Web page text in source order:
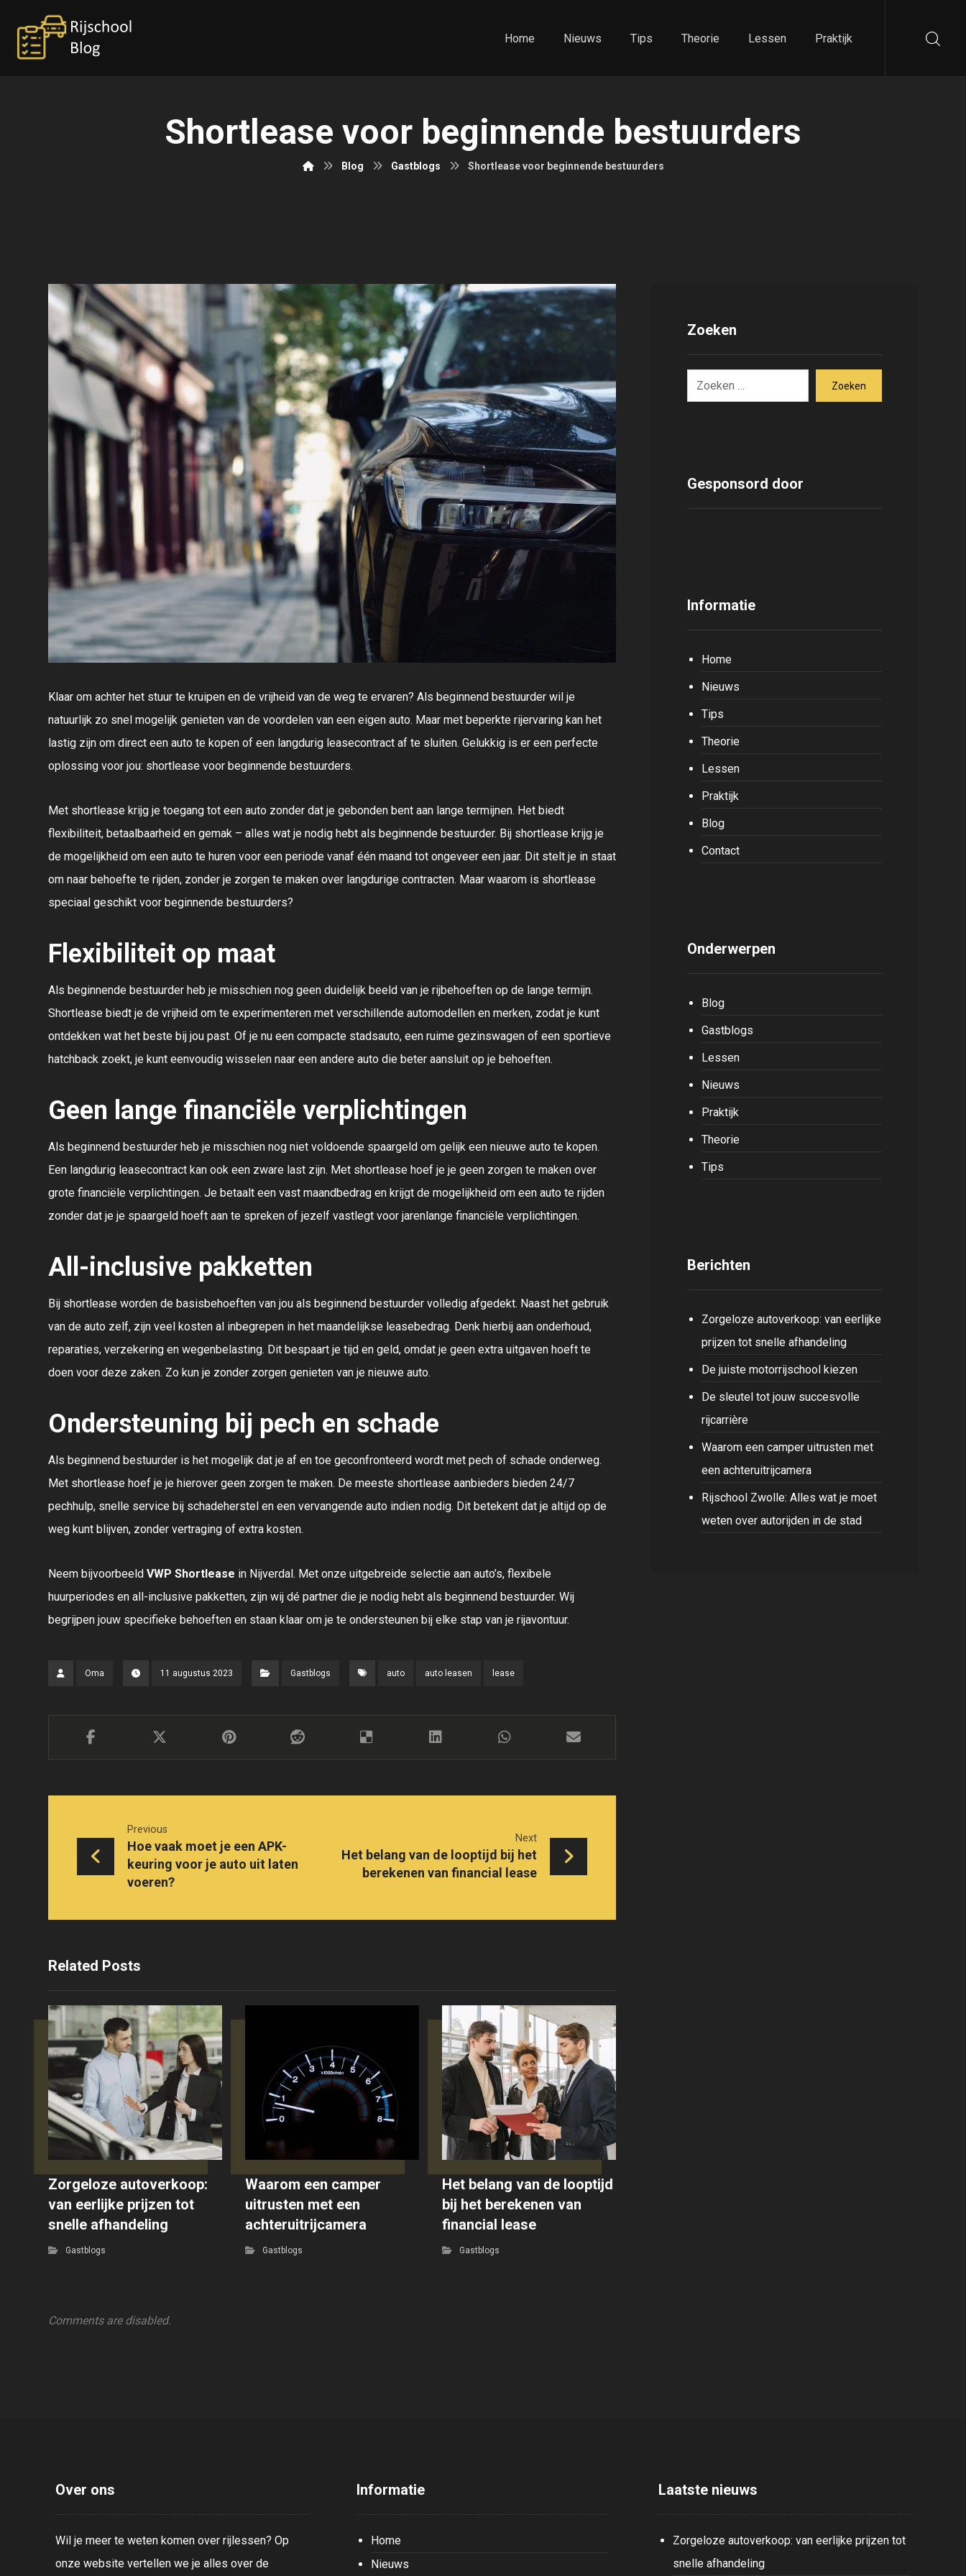
Home Nieuws Tips Theorie Lessen Praktijk
Shortlease voor beginnende bestuurders
Blog Gastblogs Shortlease voor beginnende bestuurders
Klaar om achter het stuur te kruipen en de vrijheid van de weg te ervaren? Als beginnend bestuurder wil je
natuurlijk zo snel mogelijk genieten van de voordelen van een eigen auto. Maar met beperkte rijervaring kan het
lastig zijn om direct een auto te kopen of een langdurig leasecontract af te sluiten. Gelukkig is er een perfecte
oplossing voor jou: shortlease voor beginnende bestuurders.
Met shortlease krijg je toegang tot een auto zonder dat je gebonden bent aan lange termijnen. Het biedt
flexibiliteit, betaalbaarheid en gemak – alles wat je nodig hebt als beginnende bestuurder. Bij shortlease krijg je
de mogelijkheid om een auto te huren voor een periode vanaf één maand tot ongeveer een jaar. Dit stelt je in staat
om naar behoefte te rijden, zonder je zorgen te maken over langdurige contracten. Maar waarom is shortlease
speciaal geschikt voor beginnende bestuurders?
Flexibiliteit op maat
Als beginnende bestuurder heb je misschien nog geen duidelijk beeld van je rijbehoeften op de lange termijn.
Shortlease biedt je de vrijheid om te experimenteren met verschillende automodellen en merken, zodat je kunt
ontdekken wat het beste bij jou past. Of je nu een compacte stadsauto, een ruime gezinswagen of een sportieve
hatchback zoekt, je kunt eenvoudig wisselen naar een andere auto die beter aansluit op je behoeften.
Geen lange financiële verplichtingen
Als beginnend bestuurder heb je misschien nog niet voldoende spaargeld om gelijk een nieuwe auto te kopen.
Een langdurig leasecontract kan ook een zware last zijn. Met shortlease hoef je je geen zorgen te maken over
grote financiële verplichtingen. Je betaalt een vast maandbedrag en krijgt de mogelijkheid om een auto te rijden
zonder dat je je spaargeld hoeft aan te spreken of jezelf vastlegt voor jarenlange financiële verplichtingen.
All-inclusive pakketten
Bij shortlease worden de basisbehoeften van jou als beginnend bestuurder volledig afgedekt. Naast het gebruik
van de auto zelf, zijn veel kosten al inbegrepen in het maandelijkse leasebedrag. Denk hierbij aan onderhoud,
reparaties, verzekering en wegenbelasting. Dit bespaart je tijd en geld, omdat je geen extra uitgaven hoeft te
doen voor deze zaken. Zo kun je zonder zorgen genieten van je nieuwe auto.
Ondersteuning bij pech en schade
Als beginnend bestuurder is het mogelijk dat je af en toe geconfronteerd wordt met pech of schade onderweg.
Met shortlease hoef je je hierover geen zorgen te maken. De meeste shortlease aanbieders bieden 24/7
pechhulp, snelle service bij schadeherstel en een vervangende auto indien nodig. Dit betekent dat je altijd op de
weg kunt blijven, zonder vertraging of extra kosten.
Neem bijvoorbeeldVWP Shortlease in Nijverdal. Met onze uitgebreide selectie aan auto’s, flexibele
huurperiodes en all-inclusive pakketten, zijn wij dé partner die je nodig hebt als beginnend bestuurder. Wij
begrijpen jouw specifieke behoeften en staan klaar om je te ondersteunen bij elke stap van je rijavontuur.
Oma 11 augustus 2023 Gastblogs auto auto leasen lease
Previous
Hoe vaak moet je een APK-
keuring voor je auto uit laten
voeren?
Next
Het belang van de looptijd bij het
berekenen van financial lease
Related Posts
Zorgeloze autoverkoop:
van eerlijke prijzen tot
snelle afhandeling
Gastblogs
Waarom een camper
uitrusten met een
achteruitrijcamera
Gastblogs
Het belang van de looptijd
bij het berekenen van
financial lease
Gastblogs
Comments are disabled.
Zoeken
Zoeken
Gesponsord door
Informatie
Home
Nieuws
Tips
Theorie
Lessen
Praktijk
Blog
Contact
Onderwerpen
Blog
Gastblogs
Lessen
Nieuws
Praktijk
Theorie
Tips
Berichten
Zorgeloze autoverkoop: van eerlijke
prijzen tot snelle afhandeling
De juiste motorrijschool kiezen
De sleutel tot jouw succesvolle
rijcarrière
Waarom een camper uitrusten met
een achteruitrijcamera
Rijschool Zwolle: Alles wat je moet
weten over autorijden in de stad
Over ons
Wil je meer te weten komen over rijlessen? Op
onze website vertellen we je alles over de
Informatie
Home
Nieuws
Laatste nieuws
Zorgeloze autoverkoop: van eerlijke prijzen tot
snelle afhandeling